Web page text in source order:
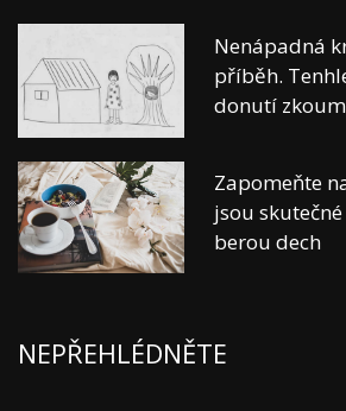
Nenápadná
příběh.
donutí
Zapomeňte
jsou
berou dech
NEPŘEHLÉDNĚTE